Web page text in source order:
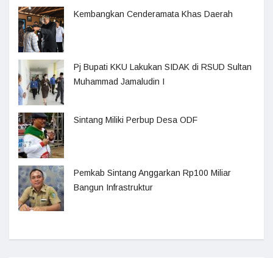
Kembangkan Cenderamata Khas Daerah
Pj Bupati KKU Lakukan SIDAK di RSUD Sultan
Muhammad Jamaludin I
Sintang Miliki Perbup Desa ODF
Pemkab Sintang Anggarkan Rp100 Miliar
Bangun Infrastruktur